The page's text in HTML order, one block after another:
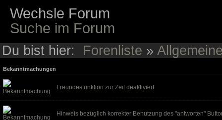
Wechsle Forum
Suche im Forum
Du bist hier: Forenliste »
Bekanntmachungen
Freundesfunktion zur Zeit deaktiviert
Hinweis bezüglich korrekter Benutzung des "antworten"